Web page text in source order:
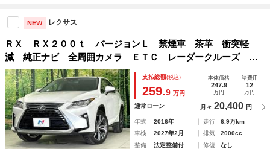
NEW レクサス
ＲＸ ＲＸ２００ｔ バージョンＬ 禁煙車 茶革 衝突軽
減 純正ナビ 全周囲カメラ ＥＴＣ レーダークルーズ シ
ートエアコン パワーバックドア コーナーセンサー ブライ
ンドスポットモニター ステアリングヒーター ヘッドアップ
ディスプレイ
支払総額(税込)
259.9 万円
本体価格
247.9
万円
諸費用
12
万円
通常ローン 月々 20,400 円
年式 2016年 走行
6.9万km
車検
2027年2月 排気
2000cc
整備
法定整備付 修復
なし